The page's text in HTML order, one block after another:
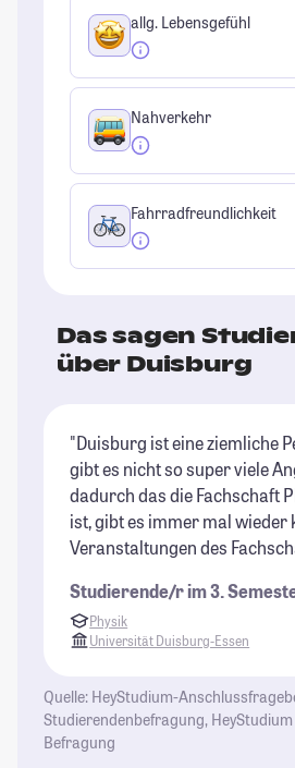
allg. Lebensgefühl
Nahverkehr
Fahrradfreundlichkeit
Das sagen
über Duisburg
"Duisburg ist eine ziemliche
gibt es nicht so super viele
dadurch das die Fachschaft
ist, gibt es immer mal wieder
Veranstaltungen des
Studierende/r im 3.
Physik
Universität Duisburg-Essen
Quelle: HeyStudium-
Studierendenbefragung,
Befragung